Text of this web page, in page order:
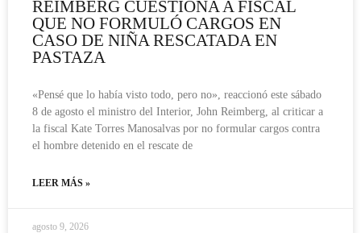
REIMBERG CUESTIONA A FISCAL
QUE NO FORMULÓ CARGOS EN
CASO DE NIÑA RESCATADA EN
PASTAZA
«Pensé que lo había visto todo, pero no», reaccionó este sábado
8 de agosto el ministro del Interior, John Reimberg, al criticar a
la fiscal Kate Torres Manosalvas por no formular cargos contra
el hombre detenido en el rescate de
LEER MÁS »
agosto 9, 2026